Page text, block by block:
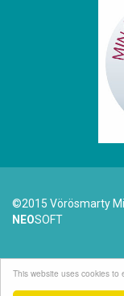
This website uses cookies
©2015 Vörösmarty
NEOSOFT